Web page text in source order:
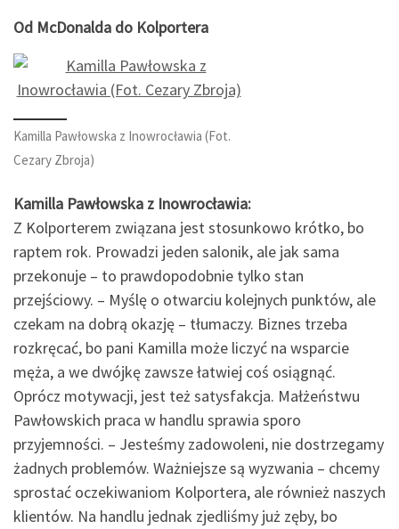
Od McDonalda do Kolportera
Kamilla Pawłowska z Inowrocławia (Fot.
Cezary Zbroja)
Kamilla Pawłowska z Inowrocławia:
Z Kolporterem związana jest stosunkowo krótko, bo
raptem rok. Prowadzi jeden salonik, ale jak sama
przekonuje – to prawdopodobnie tylko stan
przejściowy. – Myślę o otwarciu kolejnych punktów, ale
czekam na dobrą okazję – tłumaczy. Biznes trzeba
rozkręcać, bo pani Kamilla może liczyć na wsparcie
męża, a we dwójkę zawsze łatwiej coś osiągnąć.
Oprócz motywacji, jest też satysfakcja. Małżeństwu
Pawłowskich praca w handlu sprawia sporo
przyjemności. – Jesteśmy zadowoleni, nie dostrzegamy
żadnych problemów. Ważniejsze są wyzwania – chcemy
sprostać oczekiwaniom Kolportera, ale również naszych
klientów. Na handlu jednak zjedliśmy już zęby, bo